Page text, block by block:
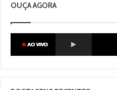
OUÇA AGORA